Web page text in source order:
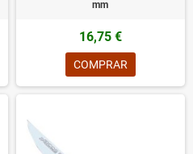
mm
16,75 €
COMPRAR